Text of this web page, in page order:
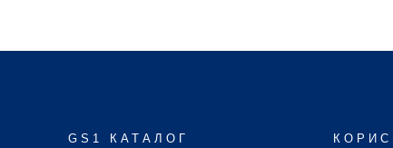
GS1 КАТАЛОГ